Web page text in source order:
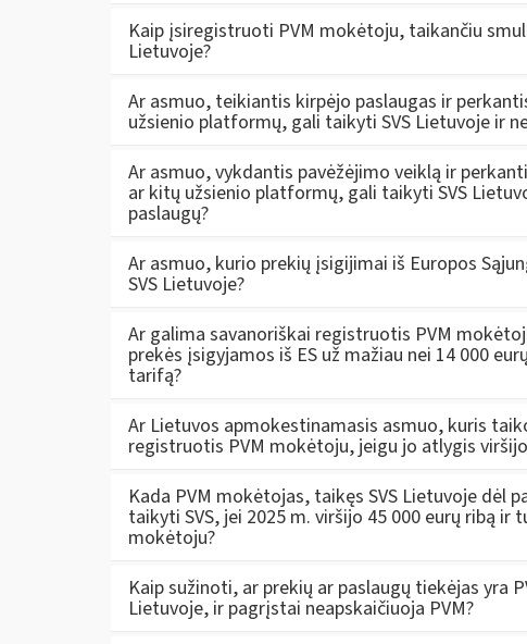
Kaip įsiregistruoti PVM mokėtoju, taikančiu
Lietuvoje?
Ar asmuo, teikiantis kirpėjo paslaugas ir
užsienio platformų, gali taikyti SVS Lietuvoje ir
Ar asmuo, vykdantis pavėžėjimo veiklą ir
ar kitų užsienio platformų, gali taikyti SVS
paslaugų?
Ar asmuo, kurio prekių įsigijimai iš Europos
SVS Lietuvoje?
Ar galima savanoriškai registruotis PVM
prekės įsigyjamos iš ES už mažiau nei 14 000
tarifą?
Ar Lietuvos apmokestinamasis asmuo, kuris
registruotis PVM mokėtoju, jeigu jo atlygis
Kada PVM mokėtojas, taikęs SVS Lietuvoje dėl
taikyti SVS, jei 2025 m. viršijo 45 000 eurų ribą
mokėtoju?
Kaip sužinoti, ar prekių ar paslaugų tiekėjas yra
Lietuvoje, ir pagrįstai neapskaičiuoja PVM?